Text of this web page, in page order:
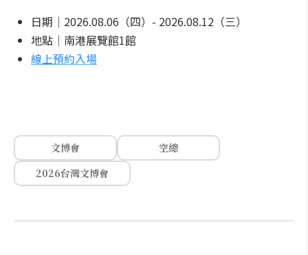
日期｜2026.08.06（四）- 2026.08.12（三）
地點｜南港展覽館1館
線上預約入場
文博會
空總
2026台灣文博會